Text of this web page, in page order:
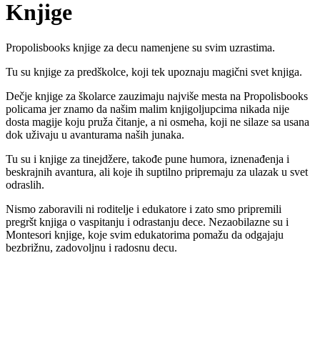
Knjige
Propolisbooks knjige za decu namenjene su svim uzrastima.
Tu su knjige za predškolce, koji tek upoznaju magični svet knjiga.
Dečje knjige za školarce zauzimaju najviše mesta na Propolisbooks
policama jer znamo da našim malim knjigoljupcima nikada nije
dosta magije koju pruža čitanje, a ni osmeha, koji ne silaze sa usana
dok uživaju u avanturama naših junaka.
Tu su i knjige za tinejdžere, takođe pune humora, iznenađenja i
beskrajnih avantura, ali koje ih suptilno pripremaju za ulazak u svet
odraslih.
Nismo zaboravili ni roditelje i edukatore i zato smo pripremili
pregršt knjiga o vaspitanju i odrastanju dece. Nezaobilazne su i
Montesori knjige, koje svim edukatorima pomažu da odgajaju
bezbrižnu, zadovoljnu i radosnu decu.